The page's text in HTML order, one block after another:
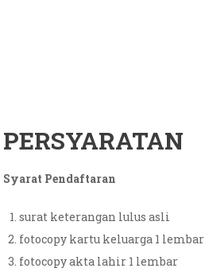
PERSYARATAN
Syarat Pendaftaran
surat keterangan lulus asli
fotocopy kartu keluarga 1 lembar
fotocopy akta lahir 1 lembar